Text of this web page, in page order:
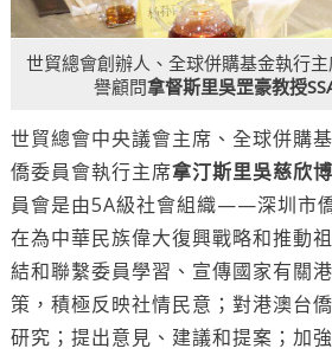
世貿總會創辦人、全球併購基金執行
譽顧問拿督斯里吳罡豪教授
世貿總會中央議會主席、全球併購
僑委員會執行主席拿汀斯里吳慈欣
員會是由5A級社會組織——深圳市
在為中華民族偉大復興戰略和推動
結和聯繫委員學習、宣傳國家有關
策，積極反映社情民意；對港澳台
研究；提出意見、建議和提案；加